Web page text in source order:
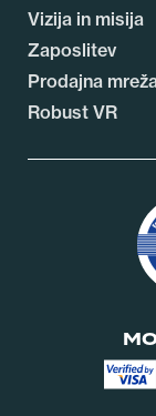
Vizija in misija
Zaposlitev
Prodajna mreža
Robust VR